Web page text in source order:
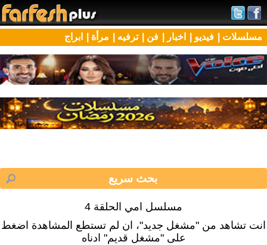
مسلسلات | فيديو | اخبار | فن | ترفيه | مرأة | ابراج
مسلسل امي الحلقة 4
انت تشاهد من "مشغل جديد"، ان لم تستطع المشاهدة اضغط
على "مشغل قديم" ادناه